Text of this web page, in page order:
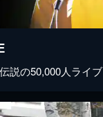
説の50,000人ライブ